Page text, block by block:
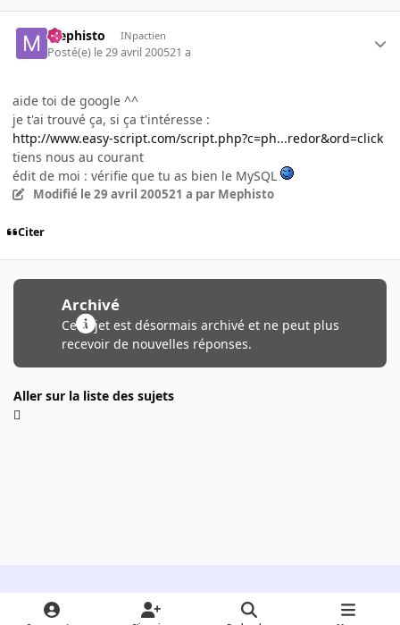
Mephisto INpactien
Posté(e) le 29 avril 200521 a
aide toi de google ^^
je t'ai trouvé ça, si ça t'intéresse :
http://www.easy-script.com/script.php?c=ph...redor&ord=click
tiens nous au courant
édit de moi : vérifie que tu as bien le MySQL
Modifié le 29 avril 200521 a par Mephisto
Citer
Archivé
Ce sujet est désormais archivé et ne peut plus
recevoir de nouvelles réponses.
Aller sur la liste des sujets
Light ModeDark ModeSystem Preference